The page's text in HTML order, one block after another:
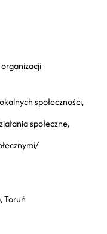
społeczności,
społeczne,
Toruń